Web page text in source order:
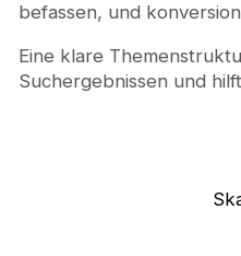
befassen, und
Eine klare
Suchergebnissen und